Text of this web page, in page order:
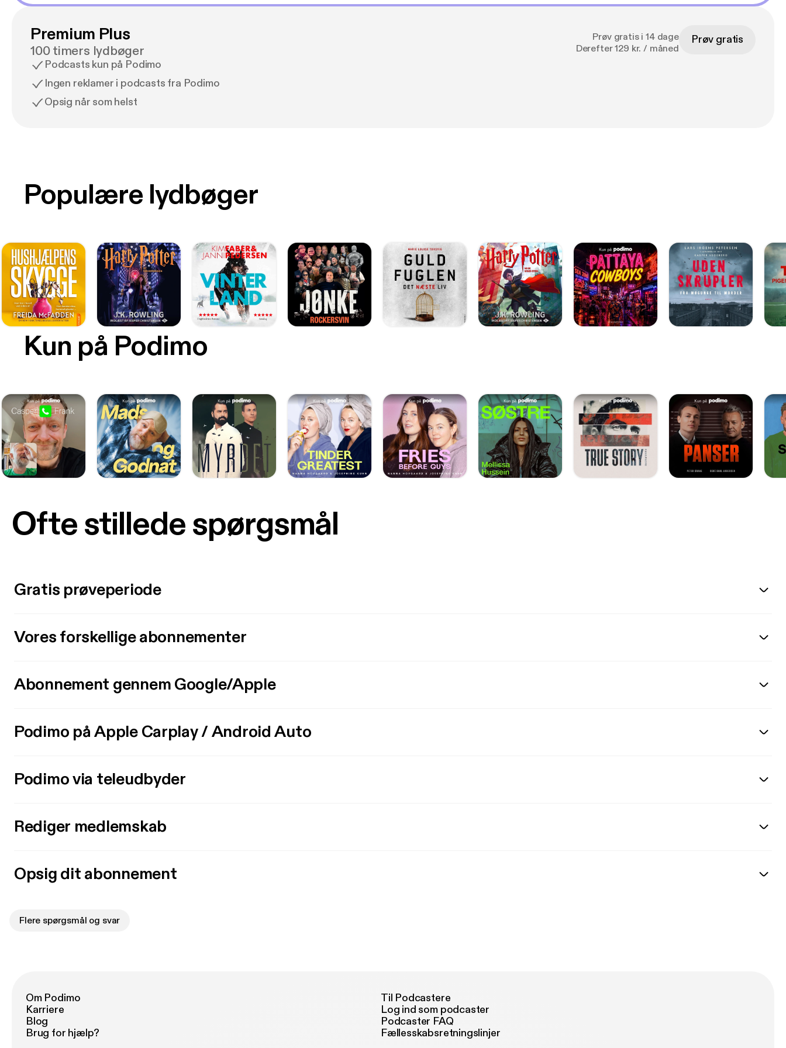
Premium Plus
100 timers lydbøger
Podcasts kun på Podimo
Ingen reklamer i podcasts fra Podimo
Opsig når som helst
Prøv gratis i 14 dage
Derefter 129 kr. / måned
Prøv gratis
Kun på Podimo
Populære lydbøger
Ofte stillede spørgsmål
Gratis prøveperiode
Vores forskellige abonnementer
Abonnement gennem Google/Apple
Podimo på Apple Carplay / Android Auto
Podimo via teleudbyder
Rediger medlemskab
Opsig dit abonnement
Flere spørgsmål og svar
Om Podimo
Karriere
Blog
Brug for hjælp?
Til Podcastere
Log ind som podcaster
Podcaster FAQ
Fællesskabsretningslinjer